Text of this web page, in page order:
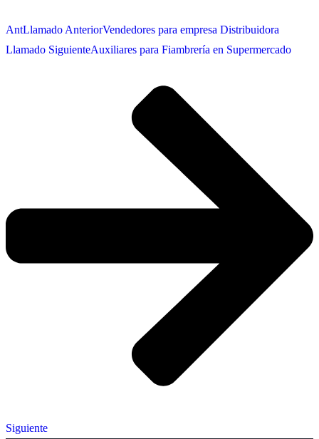
AntLlamado AnteriorVendedores para empresa Distribuidora
Llamado SiguienteAuxiliares para Fiambrería en Supermercado
Siguiente